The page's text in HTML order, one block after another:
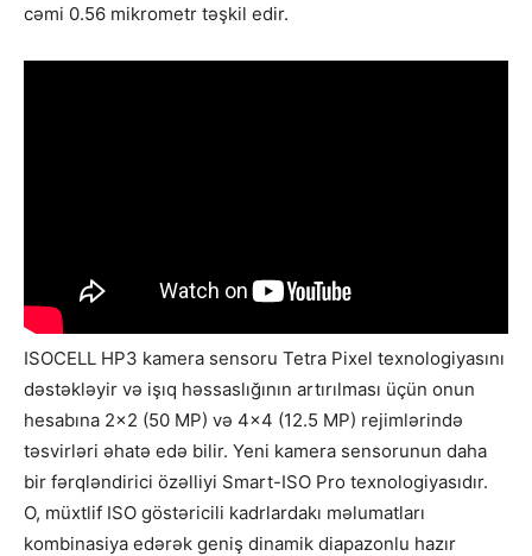
cəmi 0.56 mikrometr təşkil edir.
ISOCELL HP3 kamera sensoru Tetra Pixel texnologiyasını
dəstəkləyir və işıq həssaslığının artırılması üçün onun
hesabına 2×2 (50 MP) və 4×4 (12.5 MP) rejimlərində
təsvirləri əhatə edə bilir. Yeni kamera sensorunun daha
bir fərqləndirici özəlliyi Smart-ISO Pro texnologiyasıdır.
O, müxtlif ISO göstəricili kadrlardakı məlumatları
kombinasiya edərək geniş dinamik diapazonlu hazır